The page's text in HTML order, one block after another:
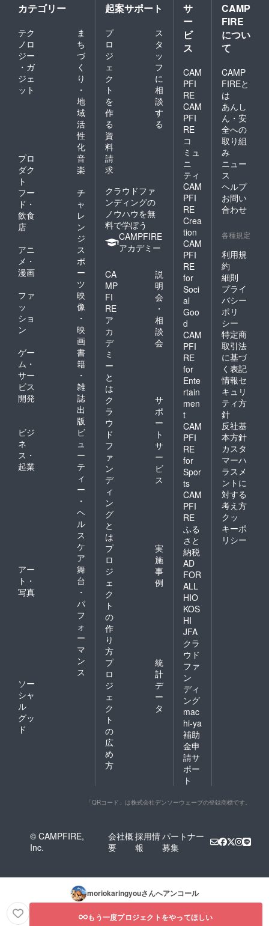
カテゴリー
テク
ノロ
ジー
・ガ
ジェ
ット
ま
ち
づ
く
り
・
地
域
活
性
化
プロ
ダク
ト
音
楽
フー
ド・
飲食
店
チ
ャ
レ
ン
ジ
アニ
メ・
漫画
ス
ポ
ー
ツ
ファ
ッ
ショ
ン
映
像
・
映
画
ゲー
ム・
サー
ビス
開発
書
籍
・
雑
誌
出
版
ビジ
ネ
ス・
起業
ビ
ュ
ー
テ
ィ
ー
・
ヘ
ル
ス
ケ
ア
アー
ト・
写真
舞
台
・
パ
フ
ォ
ー
マ
ン
ス
ソー
シャ
ル
グッ
ド
起案サポート
プ
ロ
ジ
ェ
ク
ト
を
作
る
ス
タ
ッ
フ
に
相
談
す
る
資
料
請
求
クラウドファ
ンディングの
ノウハウを無
料で学ぼう
CAMPFIRE
アカデミー
CA
MP
FI
RE
ア
カ
デ
ミ
ー
と
は
説
明
会
・
相
談
会
ク
ラ
ウ
ド
フ
ァ
ン
デ
ィ
ン
グ
と
は
サ
ポ
ー
ト
サ
ー
ビ
ス
プ
ロ
ジ
ェ
ク
ト
の
作
り
方
実
施
事
例
プ
ロ
ジ
ェ
ク
ト
の
広
め
方
統
計
デ
ー
タ
サ
ー
ビ
ス
CAM
PFI
RE
CAM
PFI
RE
コ
ミュ
ニ
ティ
CAM
PFI
RE
Crea
tion
CAM
PFI
RE
for
Soci
al
Goo
d
CAM
PFI
RE
for
Ente
rtain
men
t
CAM
PFI
RE
for
Spor
ts
CAM
PFI
RE
ふる
さと
納税
AD
FOR
ALL
HIO
KOS
HI
JFA
クラ
ウド
ファ
ン
ディ
ング
mac
hi-ya
補助
金申
請サ
ポー
ト
CAMP
FIRE
につい
て
CAMP
FIREと
は
あんし
ん・安
全への
取り組
み
ニュー
ス
ヘルプ
お問い
合わせ
各種規定
利用規
約
細則
プライ
バシー
ポリ
シー
特定商
取引法
に基づ
く表記
情報セ
キュリ
ティ方
針
反社基
本方針
カスタ
マーハ
ラスメ
ントに
対する
考え方
クッ
キーポ
リシー
「QRコード」は株式会社デンソーウェーブの登録商標です。
© CAMPFIRE,
Inc.
会社概
要
採用情
報
パートナー
募集
moriokaringyouさんへアンコール
もう一度プロジェクトをやってほしい